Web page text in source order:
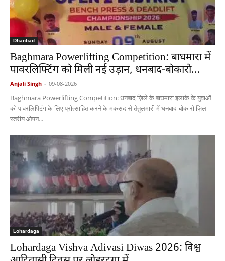
Dhanbad
Baghmara Powerlifting Competition: बाघमारा में
पावरलिफ्टिंग को मिली नई उड़ान, धनबाद-बोकारो...
Anjali Singh - 09-08-2026
Baghmara Powerlifting Competition: धनबाद ज़िले के बाघमारा इलाके के युवाओं
को पावरलिफ्टिंग के लिए प्रोत्साहित करने के मकसद से तेतुलमारी में धनबाद-बोकारो ज़िला-
स्तरीय ओपन...
Lohardaga
Lohardaga Vishva Adivasi Diwas 2026: विश्व